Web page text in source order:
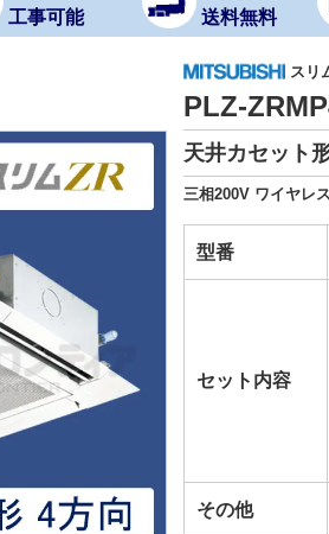
工事可能
送料無料
スリ
PLZ-
天井カセット
三相200V ワイヤレ
型番
セット内容
その他